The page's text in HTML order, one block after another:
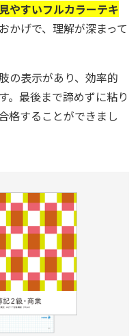
見やすいフルカラーテキ
かげで、理解が深まって
の表示があり、効率的
。最後まで諦めずに粘り
格することができまし